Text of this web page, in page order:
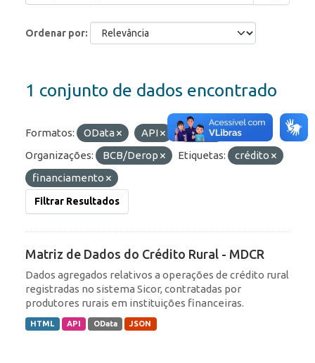
Ordenar por
1 conjunto de dados encontrado
Formatos: OData API
JSON
Organizações:
BCB/Derop Etiquetas:
crédito
financiamento
Filtrar Resultados
Matriz de Dados do Crédito Rural - MDCR
Dados agregados relativos a operações de crédito rural
registradas no sistema Sicor, contratadas por
produtores rurais em instituições financeiras.
HTML API OData JSON